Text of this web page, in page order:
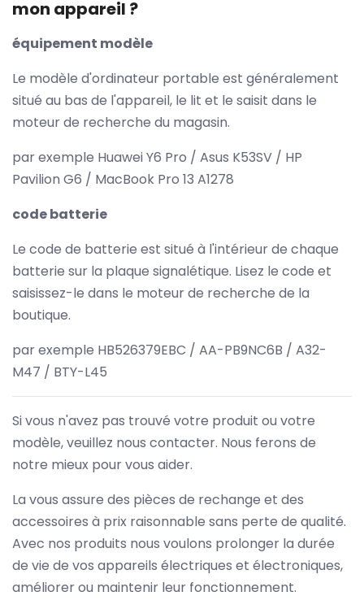
mon appareil ?
équipement modèle
Le modèle d'ordinateur portable est généralement
situé au bas de l'appareil, le lit et le saisit dans le
moteur de recherche du magasin.
par exemple Huawei Y6 Pro / Asus K53SV / HP
Pavilion G6 / MacBook Pro 13 A1278
code batterie
Le code de batterie est situé à l'intérieur de chaque
batterie sur la plaque signalétique. Lisez le code et
saisissez-le dans le moteur de recherche de la
boutique.
par exemple HB526379EBC / AA-PB9NC6B / A32-
M47 / BTY-L45
Si vous n'avez pas trouvé votre produit ou votre
modèle, veuillez nous contacter. Nous ferons de
notre mieux pour vous aider.
La vous assure des pièces de rechange et des
accessoires à prix raisonnable sans perte de qualité.
Avec nos produits nous voulons prolonger la durée
de vie de vos appareils électriques et électroniques,
améliorer ou maintenir leur fonctionnement.